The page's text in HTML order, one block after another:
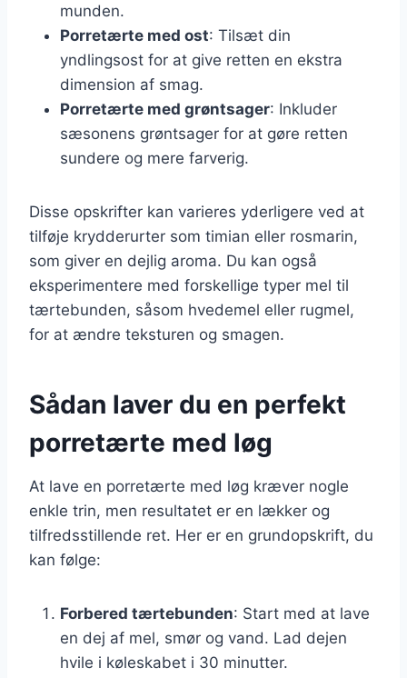
munden.
Porretærte med ost: Tilsæt din
yndlingsost for at give retten en ekstra
dimension af smag.
Porretærte med grøntsager: Inkluder
sæsonens grøntsager for at gøre retten
sundere og mere farverig.
Disse opskrifter kan varieres yderligere ved at
tilføje krydderurter som timian eller rosmarin,
som giver en dejlig aroma. Du kan også
eksperimentere med forskellige typer mel til
tærtebunden, såsom hvedemel eller rugmel,
for at ændre teksturen og smagen.
Sådan laver du en perfekt
porretærte med løg
At lave en porretærte med løg kræver nogle
enkle trin, men resultatet er en lækker og
tilfredsstillende ret. Her er en grundopskrift, du
kan følge:
Forbered tærtebunden: Start med at lave
en dej af mel, smør og vand. Lad dejen
hvile i køleskabet i 30 minutter.